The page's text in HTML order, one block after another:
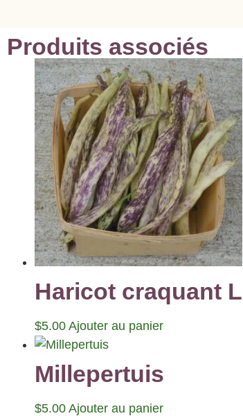
Produits associés
Haricot craquant
$5.00 Ajouter au panier
Millepertuis
$5.00 Ajouter au panier